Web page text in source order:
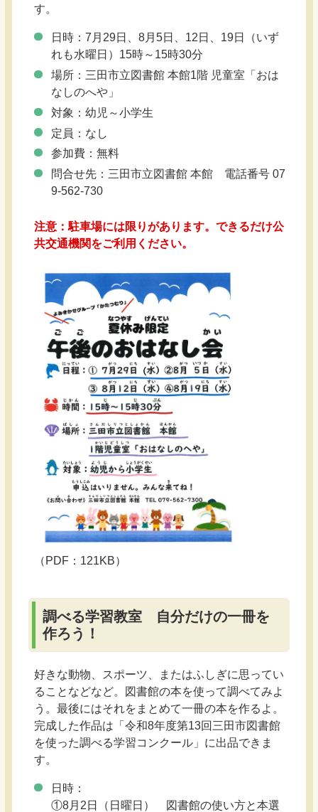
す。
日時：7月29日、8月5日、12日、19日（いず
れも水曜日）15時～15時30分
場所：三田市立図書館 本館1階 児童室「おは
なしのへや」
対象：幼児～小学生
定員：なし
参加費：無料
問合せ先：三田市立図書館 本館 電話番号 07
9-562-730
注意：駐車場には限りがあります。できるだけ公
共交通機関をご利用ください。
（PDF：121KB）
調べる学習教室 自分だけの一冊を
作ろう！
好きな動物、スポーツ、またはふしぎに思ってい
ることなどなど。図書館の本を使って調べてみよ
う。最後にはそれをまとめて一冊の本を作るよ。
完成した作品は「令和8年度第13回三田市図書館
を使った調べる学習コンクール」に出品できま
す。
日時：
①8月2日（日曜日） 図書館の使い方と本選